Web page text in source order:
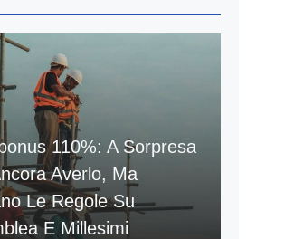
110%: A Sorpresa
Averlo, Ma
Le Regole Su
E Millesimi